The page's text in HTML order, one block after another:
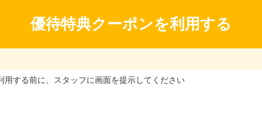
優待特典クーポンを利用する
用する前に、スタッフに画面を提示してください